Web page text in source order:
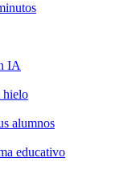
IA
hielo
alumnos
educativo